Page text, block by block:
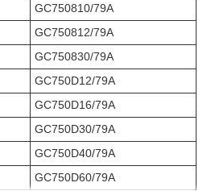
GC750810/79A
GC750812/79A
GC750830/79A
GC750D12/79A
GC750D16/79A
GC750D30/79A
GC750D40/79A
GC750D60/79A